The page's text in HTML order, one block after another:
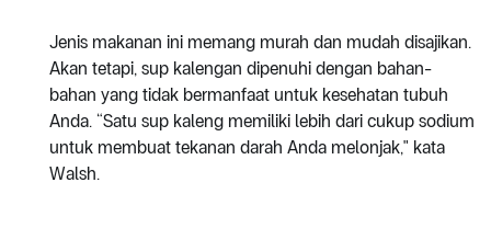
Jenis makanan ini memang murah dan mudah disajikan.
Akan tetapi, sup kalengan dipenuhi dengan bahan-
bahan yang tidak bermanfaat untuk kesehatan tubuh
Anda. “Satu sup kaleng memiliki lebih dari cukup sodium
untuk membuat tekanan darah Anda melonjak," kata
Walsh.